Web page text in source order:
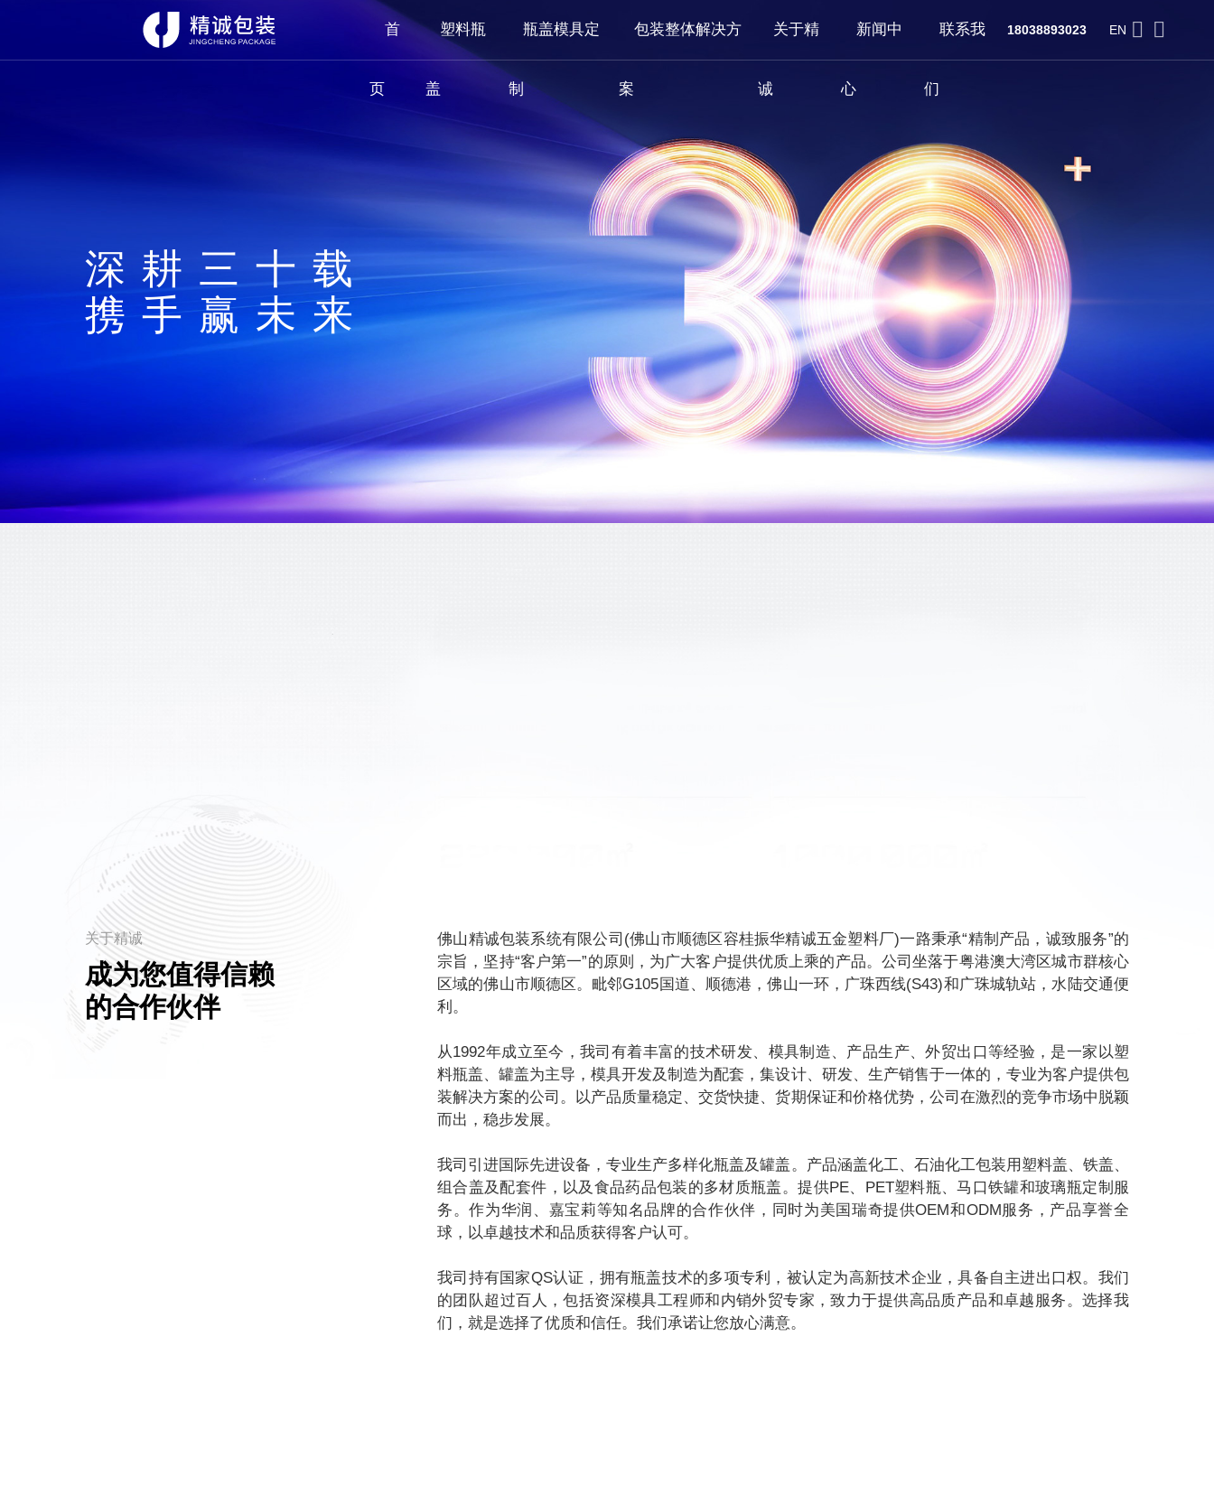
首
页
塑料瓶
盖
瓶盖模具定
制
包装整体解决方
案
关于精
诚
新闻中
心
联系我
们
18038893023 EN
深耕三十载
携手赢未来
关于精诚
成为您值得信赖
的合作伙伴
佛山精诚包装系统有限公司(佛山市顺德区容桂振华精诚五金塑料厂)一路秉承“精制产品，诚致服务”的
宗旨，坚持“客户第一”的原则，为广大客户提供优质上乘的产品。公司坐落于粤港澳大湾区城市群核心
区域的佛山市顺德区。毗邻G105国道、顺德港，佛山一环，广珠西线(S43)和广珠城轨站，水陆交通便
利。
从1992年成立至今，我司有着丰富的技术研发、模具制造、产品生产、外贸出口等经验，是一家以塑
料瓶盖、罐盖为主导，模具开发及制造为配套，集设计、研发、生产销售于一体的，专业为客户提供包
装解决方案的公司。以产品质量稳定、交货快捷、货期保证和价格优势，公司在激烈的竞争市场中脱颖
而出，稳步发展。
我司引进国际先进设备，专业生产多样化瓶盖及罐盖。产品涵盖化工、石油化工包装用塑料盖、铁盖、
组合盖及配套件，以及食品药品包装的多材质瓶盖。提供PE、PET塑料瓶、马口铁罐和玻璃瓶定制服
务。作为华润、嘉宝莉等知名品牌的合作伙伴，同时为美国瑞奇提供OEM和ODM服务，产品享誉全
球，以卓越技术和品质获得客户认可。
我司持有国家QS认证，拥有瓶盖技术的多项专利，被认定为高新技术企业，具备自主进出口权。我们
的团队超过百人，包括资深模具工程师和内销外贸专家，致力于提供高品质产品和卓越服务。选择我
们，就是选择了优质和信任。我们承诺让您放心满意。